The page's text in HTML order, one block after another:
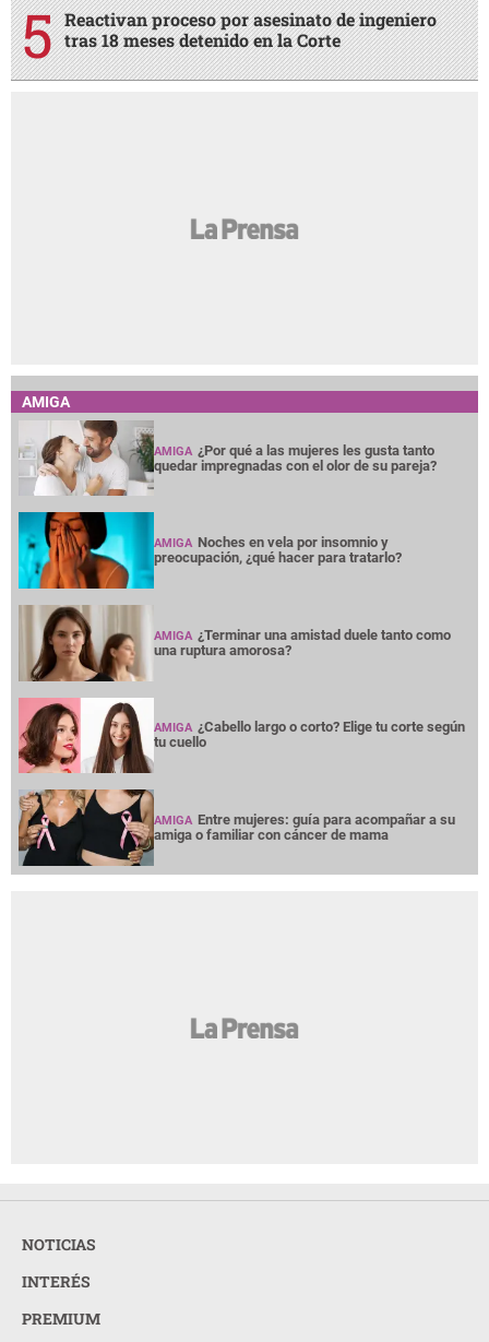
Reactivan proceso por asesinato de ingeniero
tras 18 meses detenido en la Corte
AMIGA
AMIGA ¿Por qué a las mujeres les gusta tanto
quedar impregnadas con el olor de su pareja?
AMIGA Noches en vela por insomnio y
preocupación, ¿qué hacer para tratarlo?
AMIGA ¿Terminar una amistad duele tanto como
una ruptura amorosa?
AMIGA ¿Cabello largo o corto? Elige tu corte según
tu cuello
AMIGA Entre mujeres: guía para acompañar a su
amiga o familiar con cáncer de mama
NOTICIAS
INTERÉS
PREMIUM